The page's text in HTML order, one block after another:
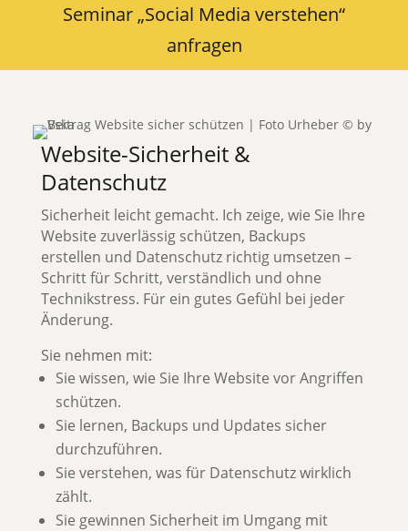
Seminar „Social Media verstehen“
anfragen
Website-Sicherheit &
Datenschutz
Sicherheit leicht gemacht. Ich zeige, wie Sie Ihre
Website zuverlässig schützen, Backups
erstellen und Datenschutz richtig umsetzen –
Schritt für Schritt, verständlich und ohne
Technikstress. Für ein gutes Gefühl bei jeder
Änderung.
Sie nehmen mit:
Sie wissen, wie Sie Ihre Website vor Angriffen
schützen.
Sie lernen, Backups und Updates sicher
durchzuführen.
Sie verstehen, was für Datenschutz wirklich
zählt.
Sie gewinnen Sicherheit im Umgang mit